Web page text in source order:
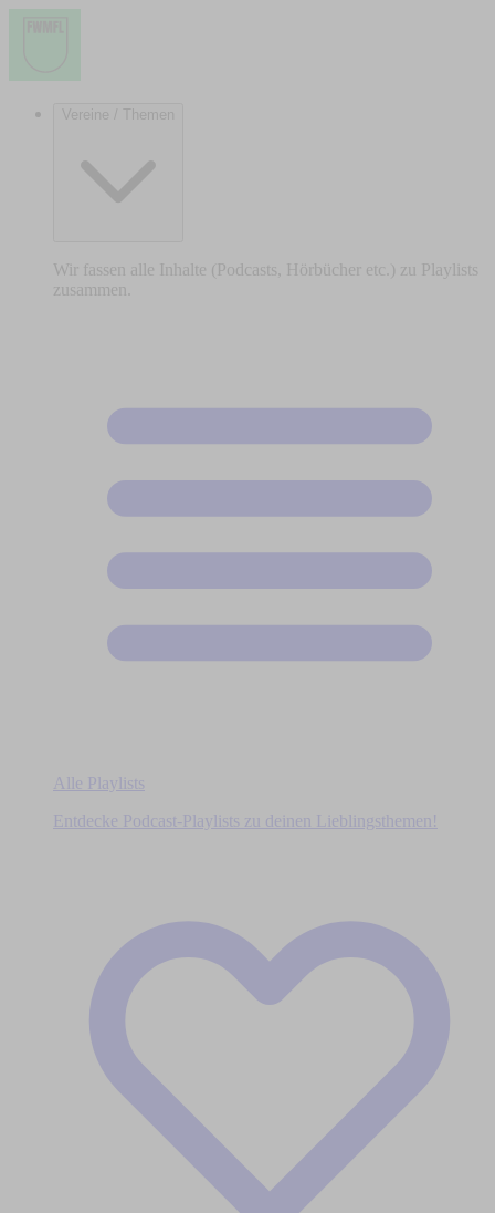
Vereine / Themen
Wir fassen alle Inhalte (Podcasts, Hörbücher etc.) zu Playlists
zusammen.
Alle Playlists
Entdecke Podcast-Playlists zu deinen Lieblingsthemen!